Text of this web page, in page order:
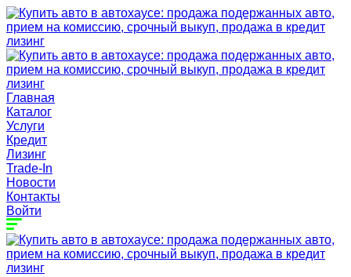
Главная
Каталог
Услуги
Кредит
Лизинг
Trade-In
Новости
Контакты
Войти